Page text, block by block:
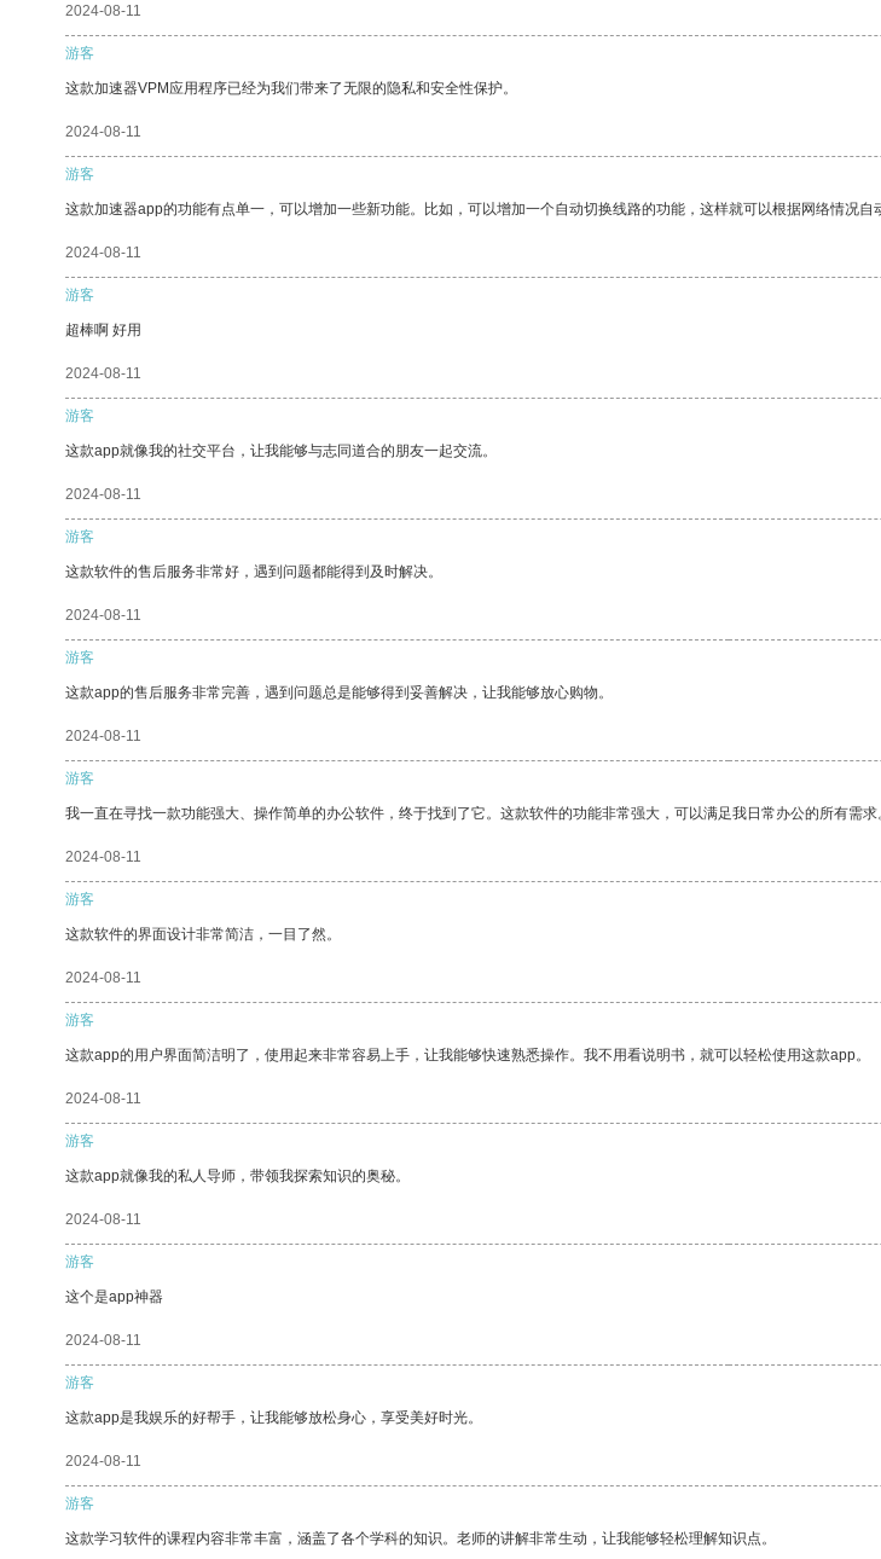
2024-08-11
游客
这款加速器VPM应用程序已经为我们带来了无限的隐私和安全性保护。
2024-08-11
游客
这款加速器app的功能有点单一，可以增加一些新功能。比如，可以增加一个自动切换线路的功能，这样就可以根据网络情况自
2024-08-11
游客
超棒啊 好用
2024-08-11
游客
这款app就像我的社交平台，让我能够与志同道合的朋友一起交流。
2024-08-11
游客
这款软件的售后服务非常好，遇到问题都能得到及时解决。
2024-08-11
游客
这款app的售后服务非常完善，遇到问题总是能够得到妥善解决，让我能够放心购物。
2024-08-11
游客
我一直在寻找一款功能强大、操作简单的办公软件，终于找到了它。这款软件的功能非常强大，可以满足我日常办公的所有需求
2024-08-11
游客
这款软件的界面设计非常简洁，一目了然。
2024-08-11
游客
这款app的用户界面简洁明了，使用起来非常容易上手，让我能够快速熟悉操作。我不用看说明书，就可以轻松使用这款app。
2024-08-11
游客
这款app就像我的私人导师，带领我探索知识的奥秘。
2024-08-11
游客
这个是app神器
2024-08-11
游客
这款app是我娱乐的好帮手，让我能够放松身心，享受美好时光。
2024-08-11
游客
这款学习软件的课程内容非常丰富，涵盖了各个学科的知识。老师的讲解非常生动，让我能够轻松理解知识点。